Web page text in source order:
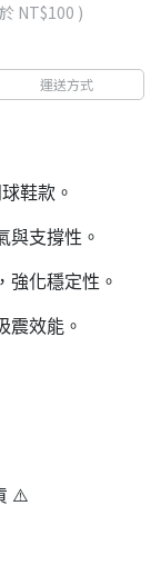
NT$100 )
運送方式
鞋款。
與支撐性。
強化穩定性。
震效能。
⚠️